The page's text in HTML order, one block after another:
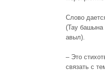
Слово
(Тау башына
авыл).
– Это
связать с